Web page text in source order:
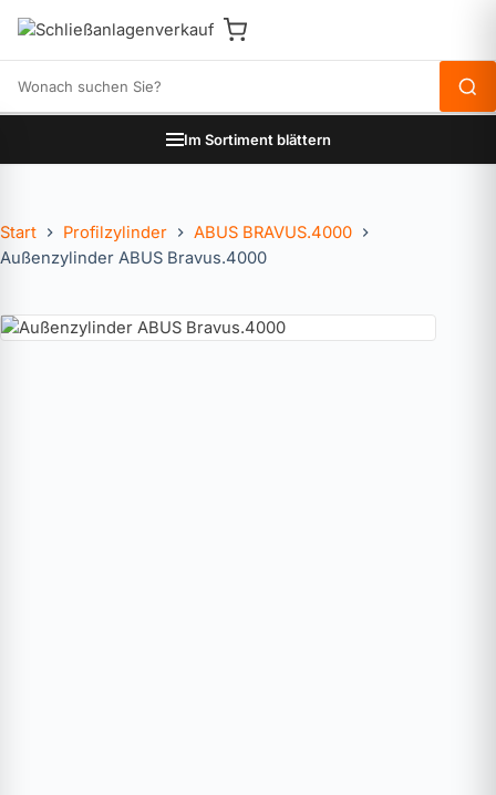
Im Sortiment blättern
Start Profilzylinder
ABUS BRAVUS.4000
Außenzylinder ABUS Bravus.4000